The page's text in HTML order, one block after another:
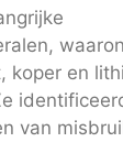
koper en
van